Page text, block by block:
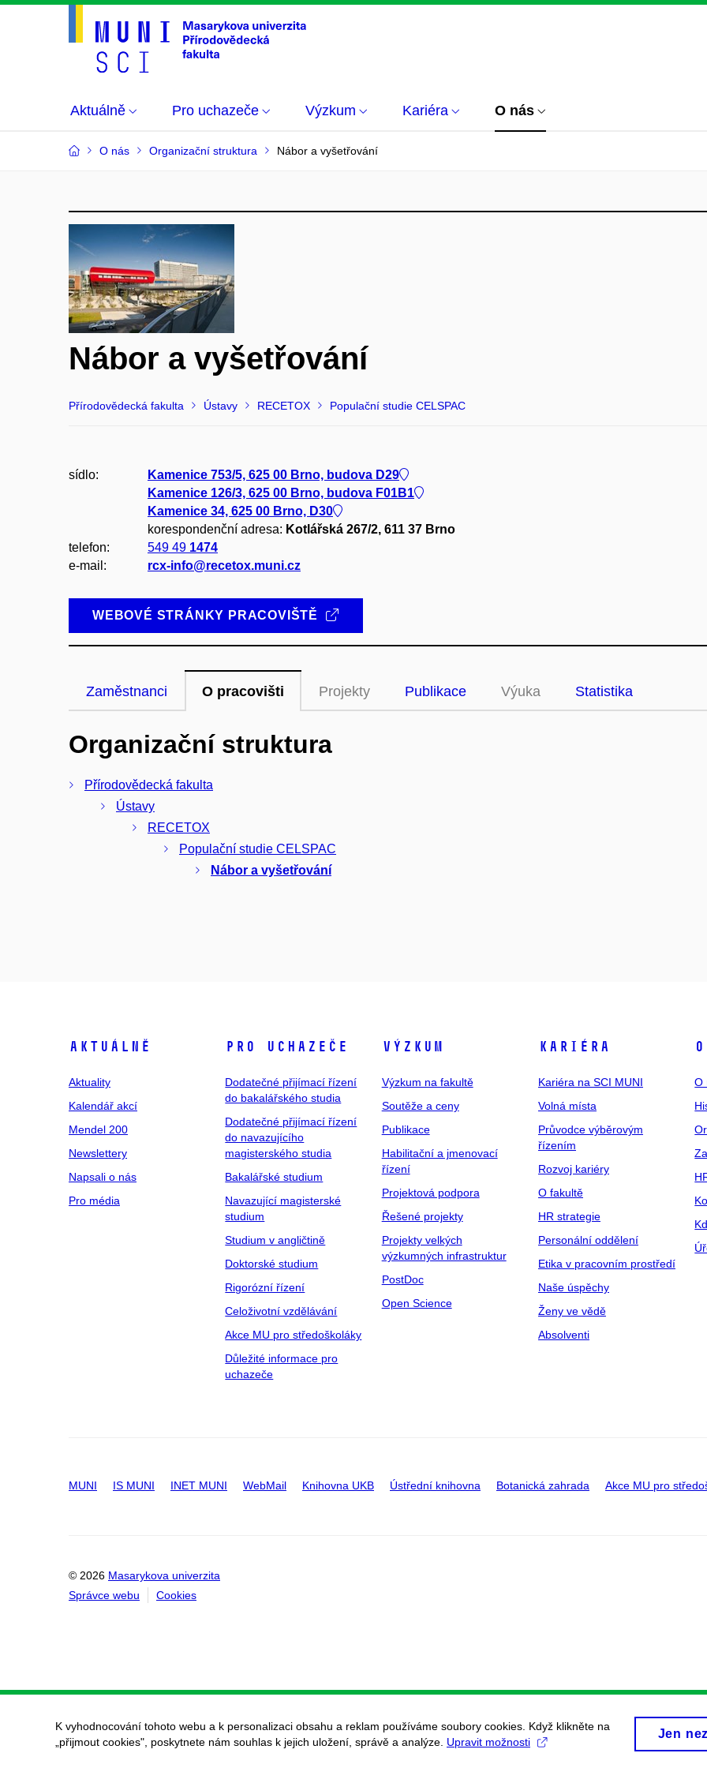
Aktuálně Pro uchazeče Výzkum Kariéra O nás
O nás Organizační struktura Nábor a vyšetřování
Nábor a vyšetřování
Přírodovědecká fakulta Ústavy RECETOX Populační studie CELSPAC
sídlo:
Kamenice 753/5, 625 00 Brno, budova D29
Kamenice 126/3, 625 00 Brno, budova F01B1
Kamenice 34, 625 00 Brno, D30
korespondenční adresa: Kotlářská 267/2, 611 37 Brno
telefon:
549 49 1474
e-mail:
rcx-info@recetox.muni.cz
WEBOVÉ STRÁNKY PRACOVIŠTĚ
Zaměstnanci O pracovišti Projekty Publikace Výuka Statistika
Organizační struktura
Přírodovědecká fakulta
Ústavy
RECETOX
Populační studie CELSPAC
Nábor a vyšetřování
Aktuálně
Aktuality
Kalendář akcí
Mendel 200
Newslettery
Napsali o nás
Pro média
Pro uchazeče
Dodatečné přijímací řízení
do bakalářského studia
Dodatečné přijímací řízení
do navazujícího
magisterského studia
Bakalářské studium
Navazující magisterské
studium
Studium v angličtině
Doktorské studium
Rigorózní řízení
Celoživotní vzdělávání
Akce MU pro středoškoláky
Důležité informace pro
uchazeče
Výzkum
Výzkum na fakultě
Soutěže a ceny
Publikace
Habilitační a jmenovací
řízení
Projektová podpora
Řešené projekty
Projekty velkých
výzkumných infrastruktur
PostDoc
Open Science
Kariéra
Kariéra na SCI MUNI
Volná místa
Průvodce výběrovým
řízením
Rozvoj kariéry
O fakultě
HR strategie
Personální oddělení
Etika v pracovním prostředí
Naše úspěchy
Ženy ve vědě
Absolventi
O
MUNI IS MUNI INET MUNI WebMail Knihovna UKB Ústřední knihovna Botanická zahrada Akce MU pro
© 2026 Masarykova univerzita
Správce webu
Cookies
K vyhodnocování tohoto webu a k personalizaci obsahu a reklam používáme soubory cookies. Když klikněte na
„přijmout cookies", poskytnete nám souhlas k jejich uložení, správě a analýze. Upravit možnosti
Jen